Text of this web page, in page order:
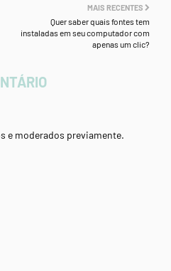
MAIS RECENTES
Quer saber quais fontes tem
instaladas em seu computador com
apenas um clic?
e moderados previamente.